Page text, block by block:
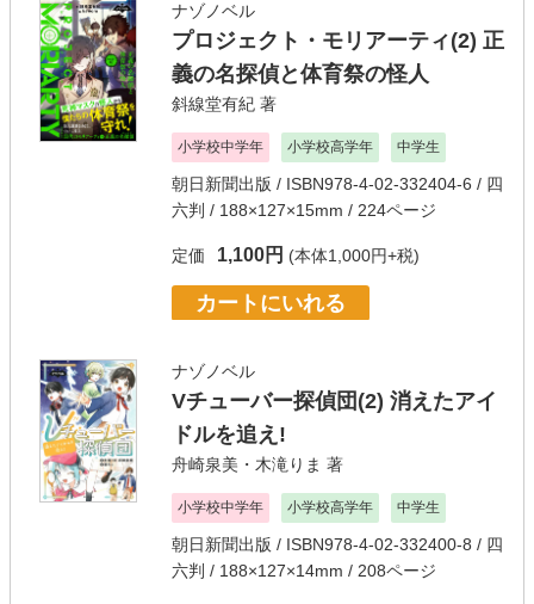
ナゾノベル
プロジェクト・モリアーティ(2) 正
義の名探偵と体育祭の怪人
斜線堂有紀 著
小学校中学年 小学校高学年 中学生
朝日新聞出版 / ISBN978-4-02-332404-6 / 四
六判 / 188×127×15mm / 224ページ
定価 1,100円 (本体1,000円+税)
カートにいれる
ナゾノベル
Vチューバー探偵団(2) 消えたアイ
ドルを追え!
舟崎泉美・木滝りま 著
小学校中学年 小学校高学年 中学生
朝日新聞出版 / ISBN978-4-02-332400-8 / 四
六判 / 188×127×14mm / 208ページ